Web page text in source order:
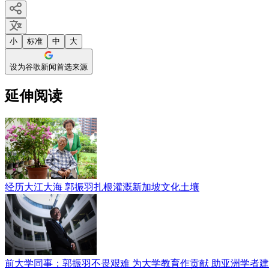
小 标准 中 大
设为谷歌新闻首选来源
延伸阅读
经历大江大海 郭振羽扎根灌溉新加坡文化土壤
前大学同事：郭振羽不畏艰难 为大学教育作贡献 助亚洲学者